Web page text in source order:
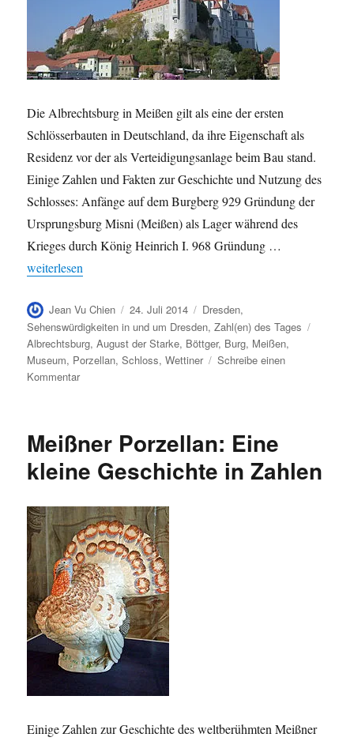
Die Albrechtsburg in Meißen gilt als eine der ersten
Schlösserbauten in Deutschland, da ihre Eigenschaft als
Residenz vor der als Verteidigungsanlage beim Bau stand.
Einige Zahlen und Fakten zur Geschichte und Nutzung des
Schlosses: Anfänge auf dem Burgberg 929 Gründung der
Ursprungsburg Misni (Meißen) als Lager während des
Krieges durch König Heinrich I. 968 Gründung …
„Die Albrechtsburg in Meißen in Zahlen“
weiterlesen
Autor
Jean Vu Chien
Veröffentlicht
am
24. Juli 2014 Kategorien
Dresden,
Sehenswürdigkeiten in und um Dresden,Zahl(en) des Tages
Albrechtsburg,August der Starke, Böttger, Burg, Meißen,
Museum, Porzellan,Schloss,Wettiner
Schreibe einen
Kommentarzu
Meißen
Zahlen
Meißner Porzellan: Eine
kleine Geschichte in Zahlen
Einige Zahlen zur Geschichte des weltberühmten Meißner